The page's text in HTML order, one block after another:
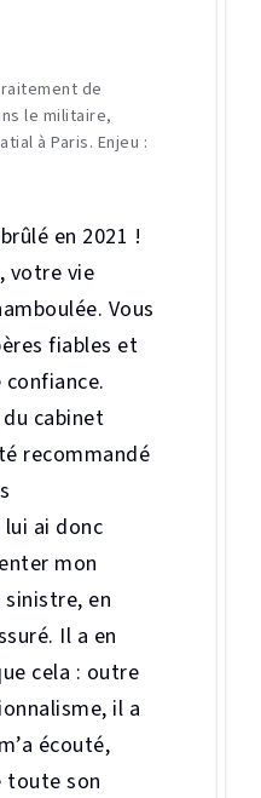
de
le militaire,
à Paris. Enjeu :
en 2021 !
votre vie
Vous
fiables et
confiance.
cabinet
recommandé
ai donc
mon
en
Il a en
cela : outre
il a
écouté,
toute son